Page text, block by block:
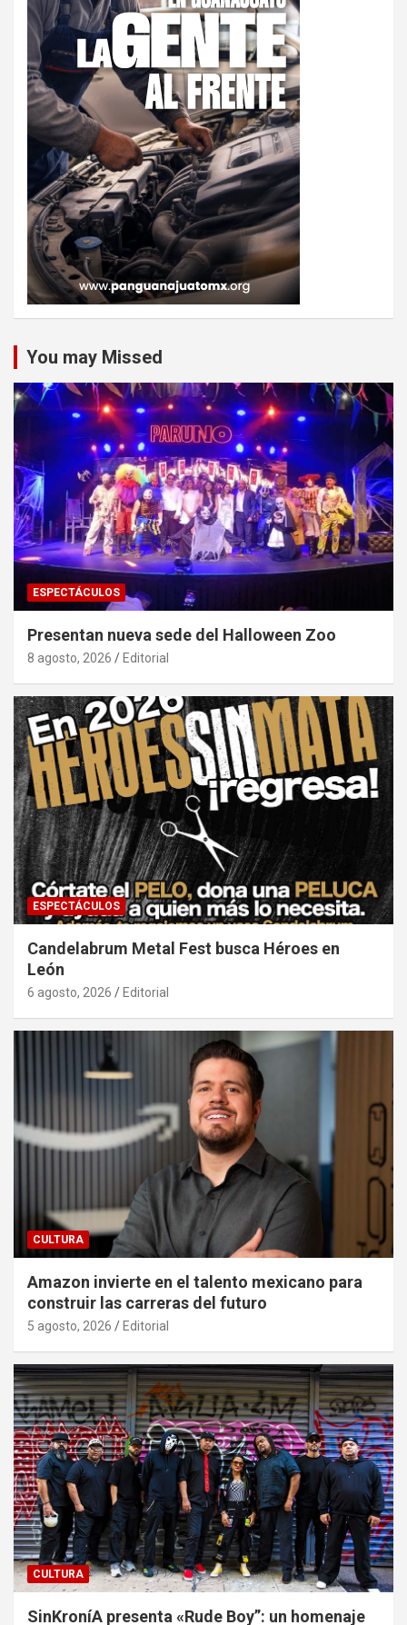
You may Missed
ESPECTÁCULOS
Presentan nueva sede del Halloween Zoo
8 agosto, 2026 Editorial
ESPECTÁCULOS
Candelabrum Metal Fest busca Héroes en
León
6 agosto, 2026 Editorial
CULTURA
Amazon invierte en el talento mexicano para
construir las carreras del futuro
5 agosto, 2026 Editorial
CULTURA
SinKroníA presenta «Rude Boy”: un homenaje